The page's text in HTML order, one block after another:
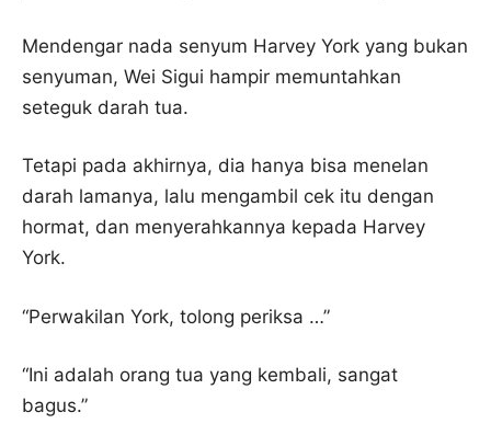
Mendengar nada senyum Harvey York yang bukan
senyuman, Wei Sigui hampir memuntahkan
seteguk darah tua.
Tetapi pada akhirnya, dia hanya bisa menelan
darah lamanya, lalu mengambil cek itu dengan
hormat, dan menyerahkannya kepada Harvey
York.
“Perwakilan York, tolong periksa …”
“Ini adalah orang tua yang kembali, sangat
bagus.”